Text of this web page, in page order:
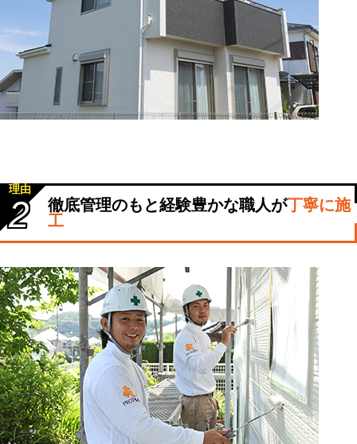
理由
2 徹底管理のもと経験豊かな職人が丁寧に施
工